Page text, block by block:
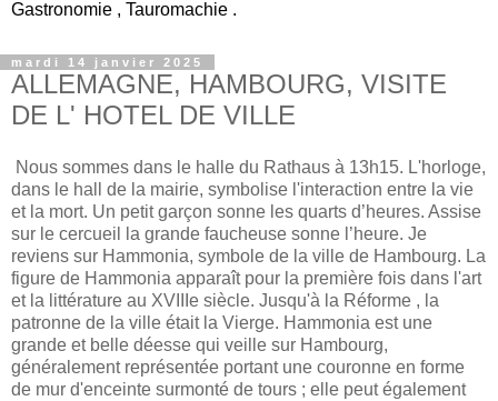
Gastronomie , Tauromachie .
mardi 14 janvier 2025
ALLEMAGNE, HAMBOURG, VISITE
DE L' HOTEL DE VILLE
Nous sommes dans le halle du Rathaus à 13h15. L'horloge,
dans le hall de la mairie, symbolise l'interaction entre la vie
et la mort. Un petit garçon sonne les quarts d’heures. Assise
sur le cercueil la grande faucheuse sonne l’heure. Je
reviens sur Hammonia, symbole de la ville de Hambourg. La
figure de Hammonia apparaît pour la première fois dans l'art
et la littérature au XVIIIe siècle. Jusqu'à la Réforme , la
patronne de la ville était la Vierge. Hammonia est une
grande et belle déesse qui veille sur Hambourg,
généralement représentée portant une couronne en forme
de mur d'enceinte surmonté de tours ; elle peut également